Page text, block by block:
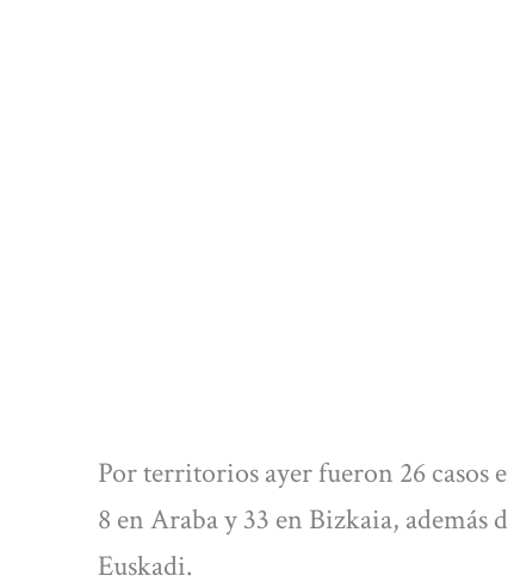
Por territorios ayer fueron 26 casos
8 en Araba y 33 en Bizkaia, además
Euskadi.